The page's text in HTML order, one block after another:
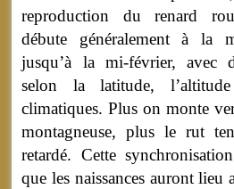
reproduction du renard
débute généralement à la
jusqu’à la mi-février, avec
selon la latitude,
climatiques. Plus on monte
montagneuse, plus le rut
retardé. Cette
que les naissances auront lieu